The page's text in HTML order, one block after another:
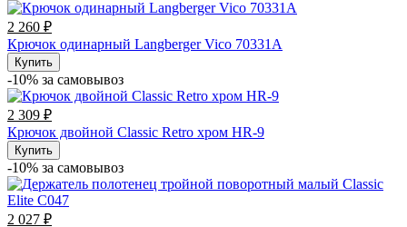
2 260 ₽
Крючок одинарный Langberger Vico 70331A
Купить
-10% за cамовывоз
2 309 ₽
Крючок двойной Classic Retro хром HR-9
Купить
-10% за cамовывоз
2 027 ₽